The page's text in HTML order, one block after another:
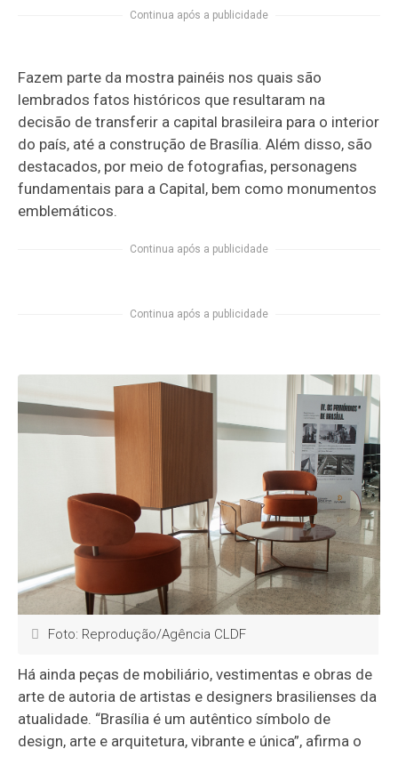
Continua após a publicidade
Fazem parte da mostra painéis nos quais são
lembrados fatos históricos que resultaram na
decisão de transferir a capital brasileira para o interior
do país, até a construção de Brasília. Além disso, são
destacados, por meio de fotografias, personagens
fundamentais para a Capital, bem como monumentos
emblemáticos.
Continua após a publicidade
Continua após a publicidade
Foto: Reprodução/Agência CLDF
Há ainda peças de mobiliário, vestimentas e obras de
arte de autoria de artistas e designers brasilienses da
atualidade. “Brasília é um autêntico símbolo de
design, arte e arquitetura, vibrante e única”, afirma o